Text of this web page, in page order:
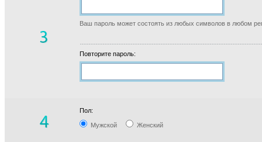
Ваш пароль может состоять из любых символов в любом
Повторите пароль:
Пол:
Мужской Женский